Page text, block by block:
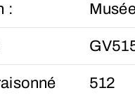
:
512